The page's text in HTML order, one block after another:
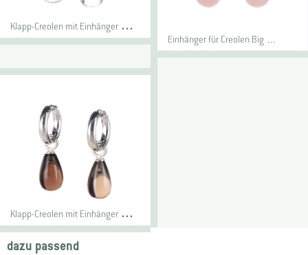
K
lapp-Creolen mit Einhänger Big …
Einhänger für Creolen Big …
K
lapp-Creolen mit Einhänger Big …
dazu passend